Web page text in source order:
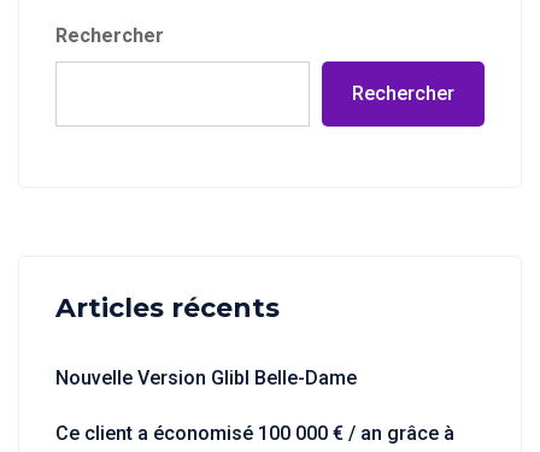
Rechercher
Rechercher
Articles récents
Nouvelle Version Glibl Belle-Dame
Ce client a économisé 100 000 € / an grâce à